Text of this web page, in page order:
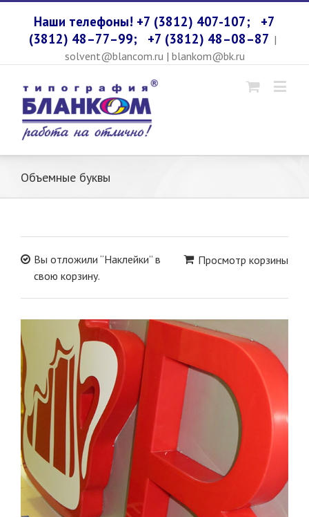
Наши телефоны! +7 (3812) 407-107; +7
(3812) 48–77–99; +7 (3812) 48–08–87 |
solvent@blancom.ru | blankom@bk.ru
Объемные буквы
Просмотр корзины
Вы отложили “Наклейки” в
свою корзину.